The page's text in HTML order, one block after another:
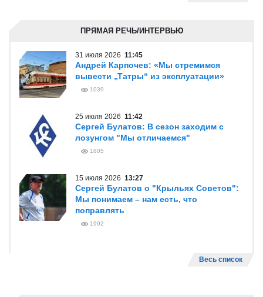
ПРЯМАЯ РЕЧЬ/ИНТЕРВЬЮ
31 июля 2026 11:45
Андрей Карпочев: «Мы стремимся
вывести „Татры“ из эксплуатации»
1039
25 июля 2026 11:42
Сергей Булатов: В сезон заходим с
лозунгом "Мы отличаемся"
1805
15 июля 2026 13:27
Сергей Булатов о "Крыльях Советов":
Мы понимаем – нам есть, что
поправлять
1992
Весь список